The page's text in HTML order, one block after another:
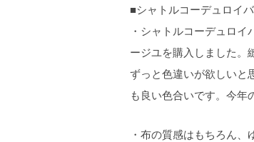
■シャトルコーデュロイ
・シャトルコーデュロ
ージユを購入しました。
ずっと色違いが欲しいと
も良い色合いです。今年
・布の質感はもちろん、